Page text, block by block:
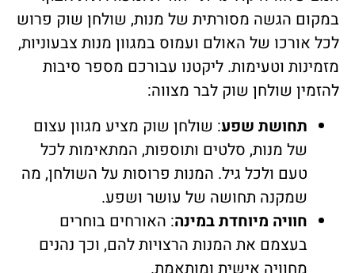
במקום הגשה מסורתית של מנות, שולחן שוק פרוש
לכל אורכו של האולם ועמוס במגוון מנות צבעוניות,
מזמינות וטעימות. ליקטנו עבורכם מספר סיבות
להזמין שולחן שוק לבר מצווה:
תחושת שפע: שולחן שוק מציע מגוון עצום
של מנות, סלטים ותוספות, המתאימות לכל
טעם ולכל גיל. המנות פרוסות על השולחן, מה
שמקנה תחושה של עושר ושפע.
חוויה מיוחדת במינה: האורחים בוחרים
בעצמם את המנות הרצויות להם, וכך נהנים
מחוויה אישית ומותאמת.